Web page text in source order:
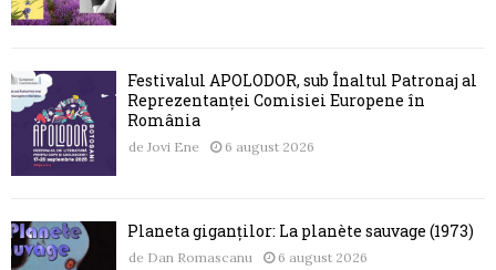
Festivalul APOLODOR, sub Înaltul Patronaj al
Reprezentanței Comisiei Europene în
România
de Jovi Ene 6 august 2026
Planeta giganților: La planète sauvage (1973)
de Dan Romascanu 6 august 2026